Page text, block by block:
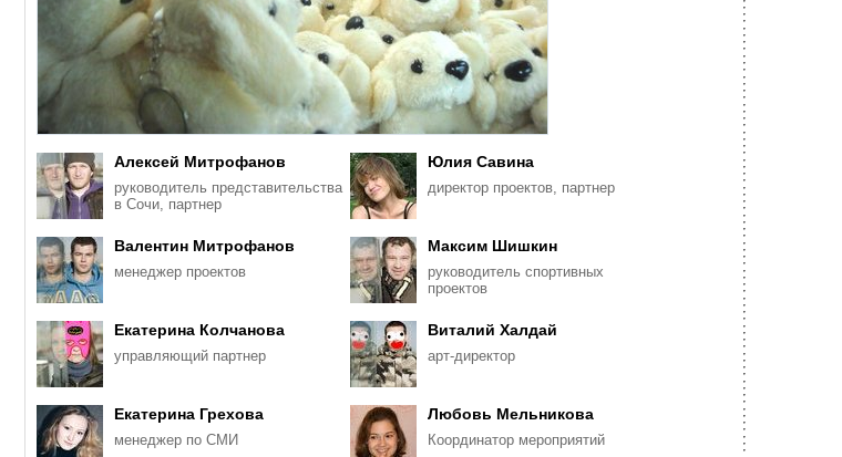
Алексей Митрофанов
руководитель представительства
в Сочи, партнер
Юлия Савина
директор проектов, партнер
Валентин Митрофанов
менеджер проектов
Максим Шишкин
руководитель спортивных
проектов
Екатерина Колчанова
управляющий партнер
Виталий Халдай
арт-директор
Екатерина Грехова
менеджер по СМИ
Любовь Мельникова
Координатор мероприятий